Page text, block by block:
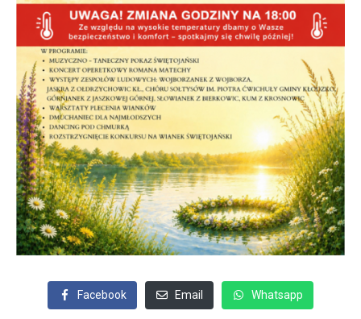
Facebook Email Whatsapp